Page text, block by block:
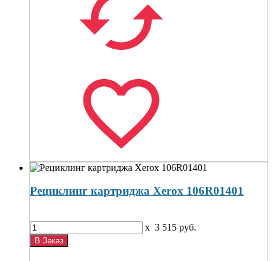
Рециклинг картриджа Xerox 106R01401
x 3 515 руб.